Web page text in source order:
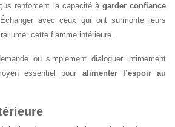
renforcent la capacité à garder confiance
Échanger avec ceux qui ont surmonté leurs
cette flamme intérieure.
ou simplement dialoguer intimement
essentiel pour alimenter l’espoir au